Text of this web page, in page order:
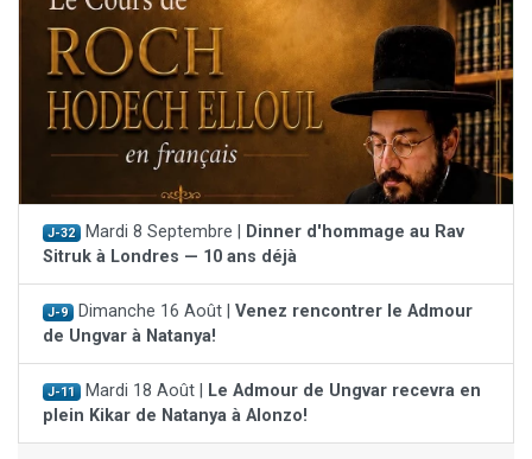
J-32 Mardi 8 Septembre |
Dinner d'hommage au Rav
Sitruk à Londres — 10 ans déjà
J-9 Dimanche 16 Août | Venez rencontrer le Admour
de Ungvar à Natanya!
J-11 Mardi 18 Août |
Le Admour de Ungvar recevra en
plein Kikar de Natanya à Alonzo!